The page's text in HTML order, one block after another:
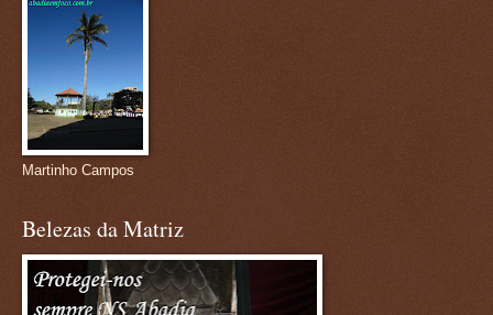
Martinho Campos
Belezas da Matriz